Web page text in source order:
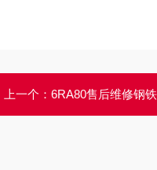
上一个： 6RA80售后维修钢铁厂西门子